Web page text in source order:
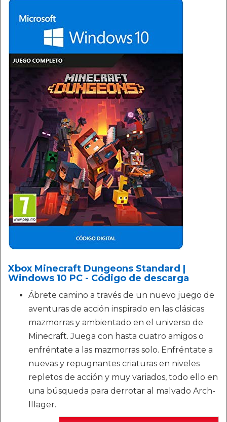
Xbox Minecraft Dungeons Standard |
Windows 10 PC - Código de descarga
Ábrete camino a través de un nuevo juego de
aventuras de acción inspirado en las clásicas
mazmorras y ambientado en el universo de
Minecraft. Juega con hasta cuatro amigos o
enfréntate a las mazmorras solo. Enfréntate a
nuevas y repugnantes criaturas en niveles
repletos de acción y muy variados, todo ello en
una búsqueda para derrotar al malvado Arch-
Illager.